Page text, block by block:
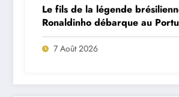
Le fils de la légende
Ronaldinho débarque au
7 Août 2026